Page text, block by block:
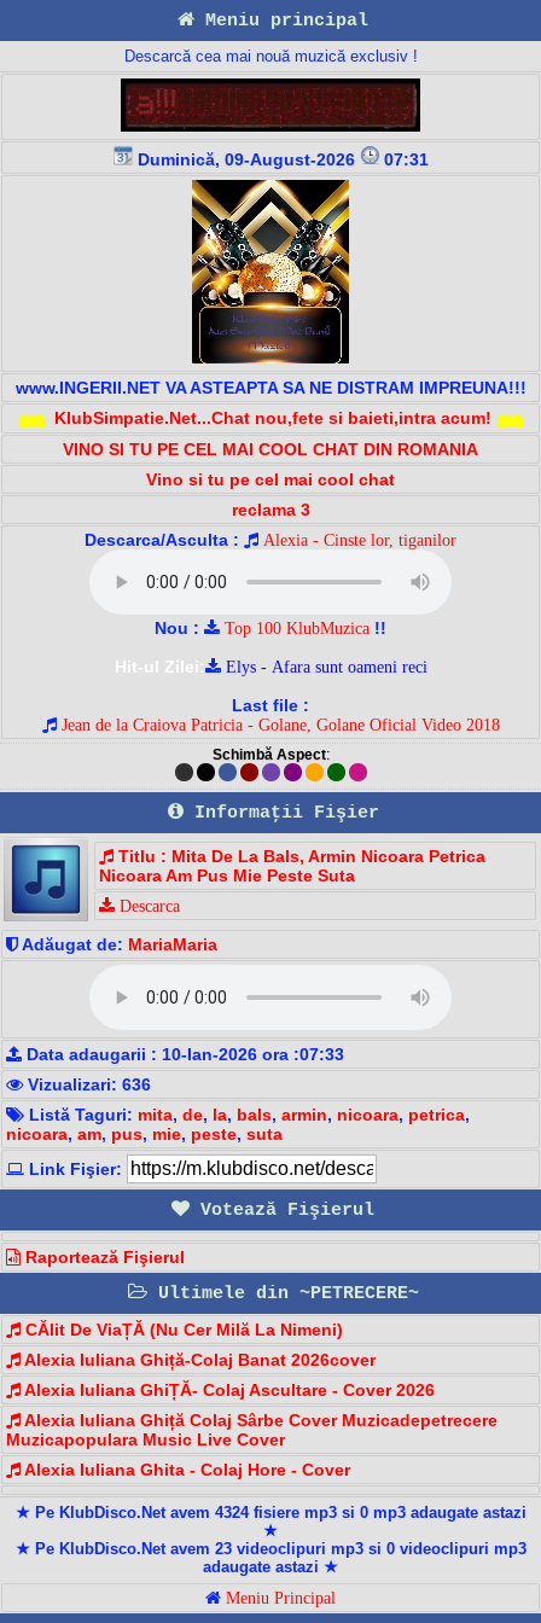
Meniu principal
Descarcă cea mai nouă muzică exclusiv !
Duminică, 09-August-2026 07:31
www.INGERII.NET VA ASTEAPTA SA NE DISTRAM IMPREUNA!!!
KlubSimpatie.Net...Chat nou,fete si baieti,intra acum!
VINO SI TU PE CEL MAI COOL CHAT DIN ROMANIA
Vino si tu pe cel mai cool chat
reclama 3
Descarca/Asculta :
Alexia - Cinste lor, tiganilor
Nou : Top 100 KlubMuzica !!
Hit-ul Zilei:
Elys - Afara sunt oameni reci
Last file :
Jean de la Craiova Patricia - Golane, Golane Oficial Video 2018
Schimbă Aspect:
Informaţii Fişier
Titlu : Mita De La Bals, Armin Nicoara Petrica
Nicoara Am Pus Mie Peste Suta
Descarca
Adăugat de: MariaMaria
Data adaugarii : 10-Ian-2026 ora :07:33
Vizualizari: 636
Listă Taguri: mita, de, la, bals, armin, nicoara, petrica,
nicoara, am, pus, mie, peste, suta
Link Fişier:
Votează Fişierul
Raportează Fişierul
Ultimele din ~PETRECERE~
CĂlit De ViaȚĂ (Nu Cer Milă La Nimeni)
Alexia Iuliana Ghiță-Colaj Banat 2026cover
Alexia Iuliana GhiȚĂ- Colaj Ascultare - Cover 2026
Alexia Iuliana Ghiță Colaj Sârbe Cover Muzicadepetrecere
Muzicapopulara Music Live Cover
Alexia Iuliana Ghita - Colaj Hore - Cover
★ Pe KlubDisco.Net avem 4324 fisiere mp3 si 0 mp3 adaugate astazi
★
★ Pe KlubDisco.Net avem 23 videoclipuri mp3 si 0 videoclipuri mp3
adaugate astazi ★
Meniu Principal